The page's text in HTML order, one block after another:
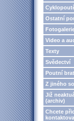
Ostatní
Video a
Texty
Svědectví
Poutní
Z jiného
Již
(archiv)
Chcete